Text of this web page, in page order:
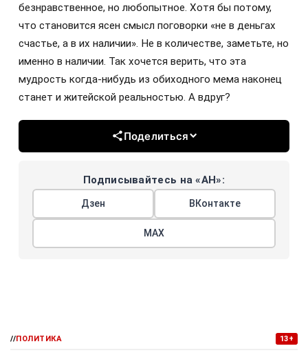
безнравственное, но любопытное. Хотя бы потому,
что становится ясен смысл поговорки «не в деньгах
счастье, а в их наличии». Не в количестве, заметьте, но
именно в наличии. Так хочется верить, что эта
мудрость когда-нибудь из обиходного мема наконец
станет и житейской реальностью. А вдруг?
Поделиться
Подписывайтесь на «АН»:
Дзен ВКонтакте
МАХ
//ПОЛИТИКА 13+